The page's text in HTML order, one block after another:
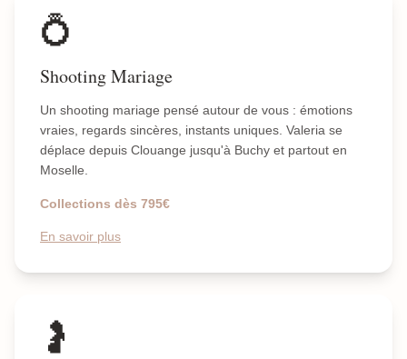
💍
Shooting Mariage
Un shooting mariage pensé autour de vous : émotions
vraies, regards sincères, instants uniques. Valeria se
déplace depuis Clouange jusqu'à Buchy et partout en
Moselle.
Collections dès 795€
En savoir plus
🤰